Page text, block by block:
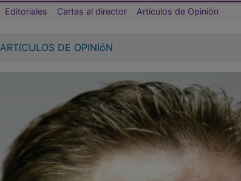
Editoriales Cartas al director Artículos de Opinión
ARTíCULOS DE OPINIóN